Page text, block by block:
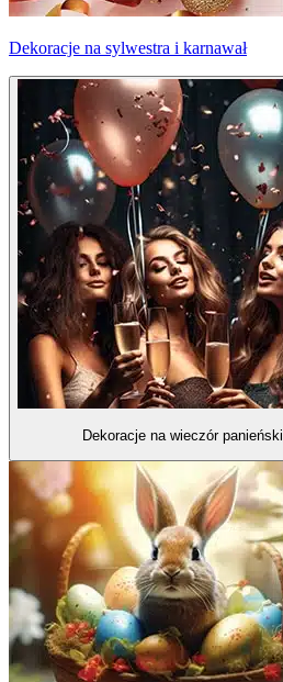
Dekoracje na sylwestra i karnawał
Dekoracje na wieczór panieński